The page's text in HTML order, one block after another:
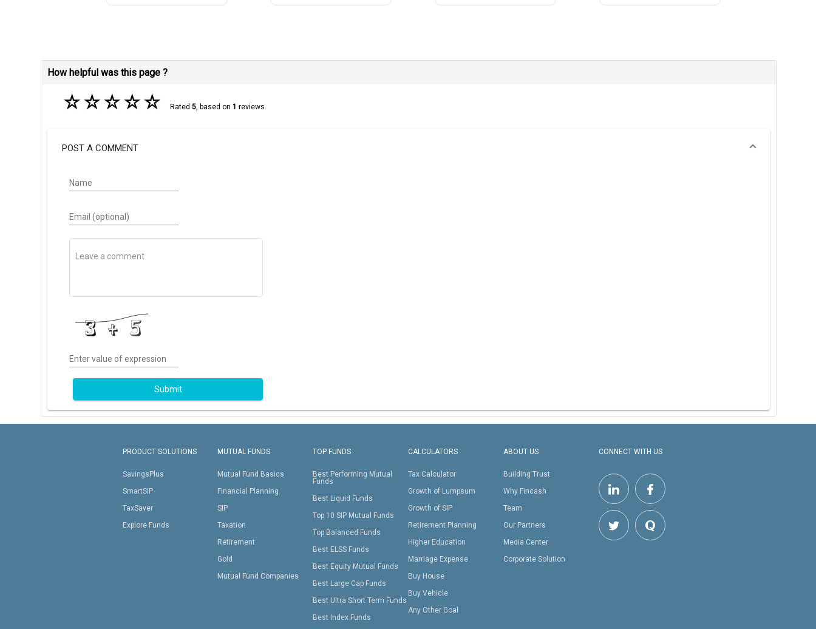
How helpful was this page ?
☆☆☆☆☆ Rated 5, based on 1 reviews.
POST A COMMENT
Name
Email (optional)
Enter value of expression
Submit
PRODUCT SOLUTIONS
SavingsPlus
SmartSIP
TaxSaver
Explore Funds
MUTUAL FUNDS
Mutual Fund Basics
Financial Planning
SIP
Taxation
Retirement
Gold
Mutual Fund Companies
TOP FUNDS
Best Performing Mutual
Funds
Best Liquid Funds
Top 10 SIP Mutual Funds
Top Balanced Funds
Best ELSS Funds
Best Equity Mutual Funds
Best Large Cap Funds
Best Ultra Short Term Funds
Best Index Funds
CALCULATORS
Tax Calculator
Growth of Lumpsum
Growth of SIP
Retirement Planning
Higher Education
Marriage Expense
Buy House
Buy Vehicle
Any Other Goal
ABOUT US
Building Trust
Why Fincash
Team
Our Partners
Media Center
Corporate Solution
CONNECT WITH US